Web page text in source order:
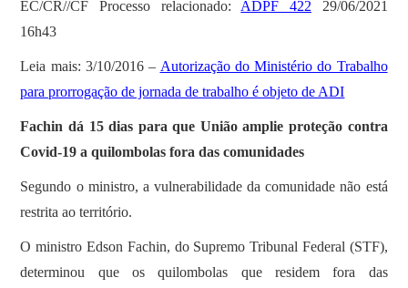
EC/CR//CF Processo relacionado: ADPF 422 29/06/2021
16h43
Leia mais: 3/10/2016 – Autorização do Ministério do Trabalho
para prorrogação de jornada de trabalho é objeto de ADI
Fachin dá 15 dias para que União amplie proteção contra
Covid-19 a quilombolas fora das comunidades
Segundo o ministro, a vulnerabilidade da comunidade não está
restrita ao território.
O ministro Edson Fachin, do Supremo Tribunal Federal (STF),
determinou que os quilombolas que residem fora das